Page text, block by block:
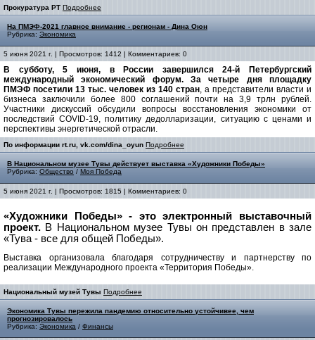
Прокуратура РТ Подробнее
На ПМЭФ-2021 главное внимание - регионам - Дина Оюн
Рубрика: Экономика
5 июня 2021 г. | Просмотров: 1412 | Комментариев: 0
В субботу, 5 июня, в России завершился 24-й Петербургский
международный экономический форум. За четыре дня площадку
ПМЭФ посетили 13 тыс. человек из 140 стран , а представители власти и
бизнеса заключили более 800 соглашений почти на 3,9 трлн рублей.
Участники дискуссий обсудили вопросы восстановления экономики от
последствий COVID-19, политику дедолларизации, ситуацию с ценами и
перспективы энергетической отрасли.
По информации rt.ru, vk.com/dina_oyun Подробнее
В Национальном музее Тувы действует выставка «Художники Победы»
Рубрика: Общество / Моя Победа
5 июня 2021 г. | Просмотров: 1815 | Комментариев: 0
«Художники Победы» - это электронный выставочный
проект. В Национальном музее Тувы он представлен в зале
«Тува - все для общей Победы».
Выставка организовала благодаря сотрудничеству и партнерству по
реализации Международного проекта «Территория Победы».
Национальный музей Тувы Подробнее
Экономика Тувы пережила пандемию относительно устойчивее, чем
прогнозировалось
Рубрика: Экономика / Финансы